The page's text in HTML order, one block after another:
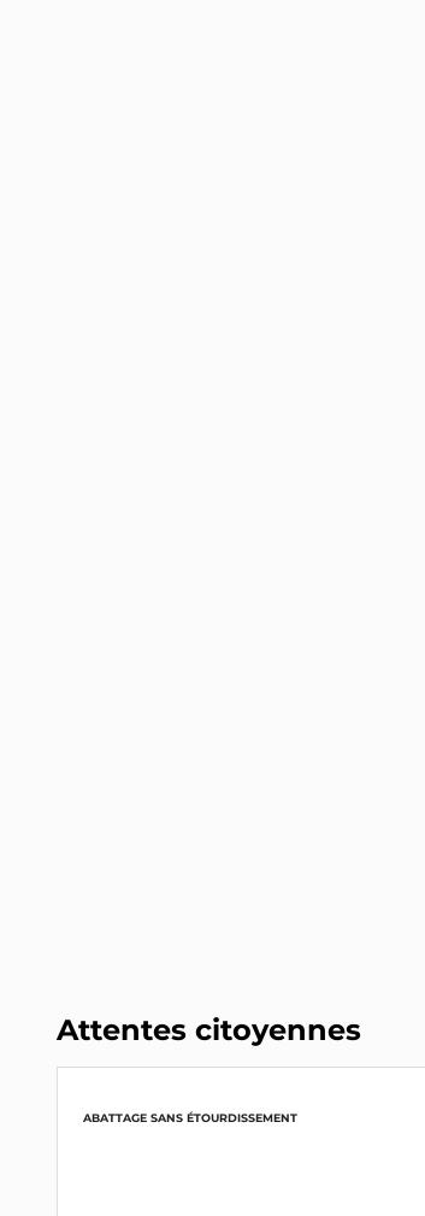
Attentes citoyennes
ABATTAGE SANS ÉTOURDISSEMENT